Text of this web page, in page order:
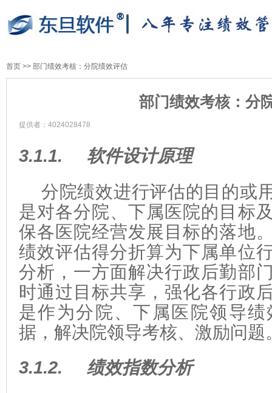
首页 >> 部门绩效考核：分院绩效评估
部门绩效考核：分
提供者：4024028478
3.1.1.
软件设计原理
分院绩效进行评估的目的或
是对各分院、下属医院的目标
保各医院经营发展目标的落地
绩效评估得分折算为下属单位
分析，一方面解决行政后勤部
时通过目标共享，强化各行政
是作为分院、下属医院领导
据，解决院领导考核、激励问题
3.1.2.
绩效指数分析